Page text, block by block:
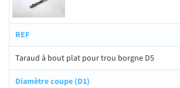
Taraud à bout plat pour trou borgne D5